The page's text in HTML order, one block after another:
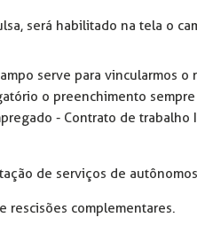
será habilitado na tela o
serve para vincularmos o
o preenchimento
- Contrato de trabalho
de serviços de
rescisões complementares.